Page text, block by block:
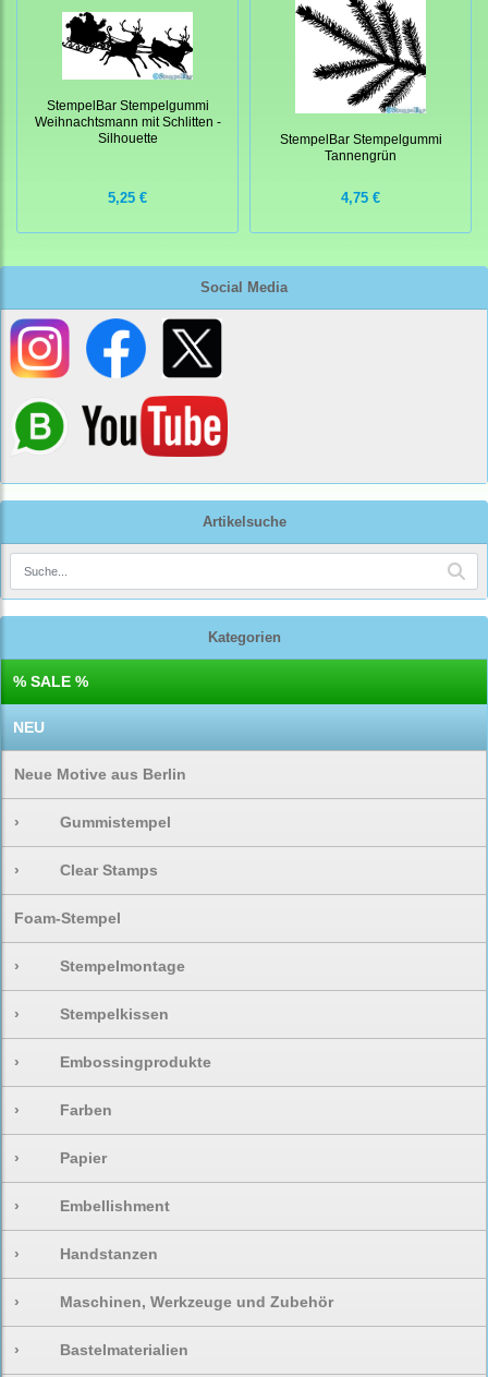
Social Media
Artikelsuche
Kategorien
% SALE %
NEU
Neue Motive aus Berlin
› Gummistempel
› Clear Stamps
Foam-Stempel
› Stempelmontage
› Stempelkissen
› Embossingprodukte
› Farben
› Papier
› Embellishment
› Handstanzen
› Maschinen, Werkzeuge und Zubehör
› Bastelmaterialien
StempelBar Stempelgummi
Weihnachtsmann mit Schlitten -
Silhouette
5,25 €
StempelBar Stempelgummi
Tannengrün
4,75 €